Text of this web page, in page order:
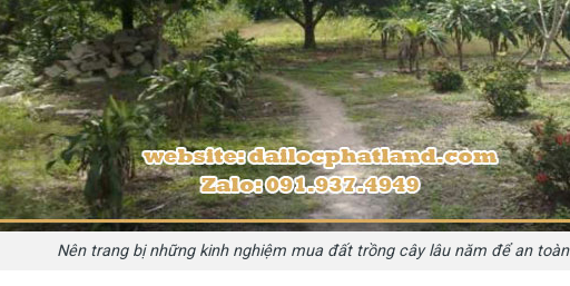
Nên trang bị những kinh nghiệm mua đất trồng cây lâu năm để an toàn